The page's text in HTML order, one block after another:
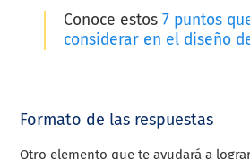
Conoce estos7 puntos
considerar en el diseño
Formato de las respuestas
Otro elemento que te ayudará a